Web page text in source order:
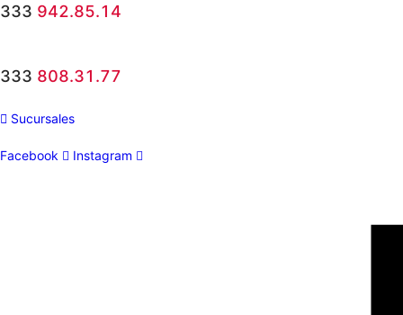
333 942.85.14
333 808.31.77
Sucursales
Facebook Instagram